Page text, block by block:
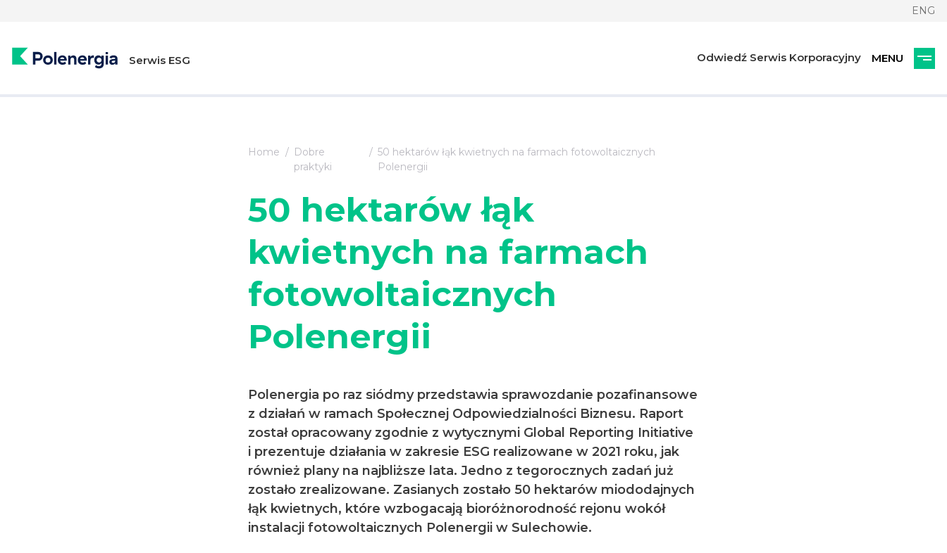
ENG
Serwis ESG Odwiedź Serwis Korporacyjny
Home
Dobre
praktyki
50 hektarów łąk kwietnych na farmach fotowoltaicznych
Polenergii
50 hektarów łąk
kwietnych na farmach
fotowoltaicznych
Polenergii
Polenergia po raz siódmy przedstawia sprawozdanie pozafinansowe
z działań w ramach Społecznej Odpowiedzialności Biznesu. Raport
został opracowany zgodnie z wytycznymi Global Reporting Initiative
i prezentuje działania w zakresie ESG realizowane w 2021 roku, jak
również plany na najbliższe lata. Jedno z tegorocznych zadań już
zostało zrealizowane. Zasianych zostało 50 hektarów miododajnych
łąk kwietnych, które wzbogacają bioróżnorodność rejonu wokół
instalacji fotowoltaicznych Polenergii w Sulechowie.